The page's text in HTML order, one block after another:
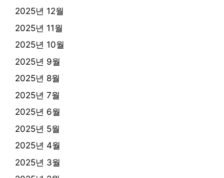
2025년 12월
2025년 11월
2025년 10월
2025년 9월
2025년 8월
2025년 7월
2025년 6월
2025년 5월
2025년 4월
2025년 3월